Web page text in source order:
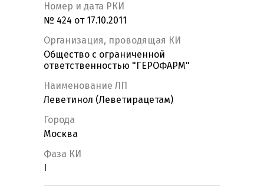
Номер и дата РКИ
№ 424 от 17.10.2011
Организация, проводящая КИ
Общество с ограниченной
ответственностью "ГЕРОФАРМ"
Наименование ЛП
Леветинол (Леветирацетам)
Города
Москва
Фаза КИ